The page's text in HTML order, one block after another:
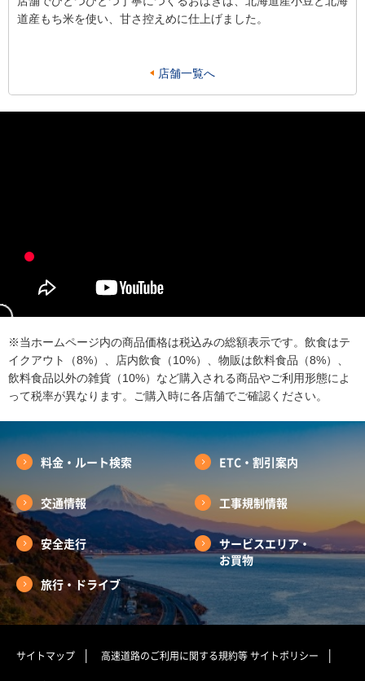
道産もち米を使い、甘さ控えめに仕上げました。
店舗一覧へ
※当ホームページ内の商品価格は税込みの総額表示です。飲食はテ
イクアウト（8%）、店内飲食（10%）、物販は飲料食品（8%）、
飲料食品以外の雑貨（10%）など購入される商品やご利用形態によ
って税率が異なります。ご購入時に各店舗でご確認ください。
料金・ルート検索 ETC・割引案内
交通情報 工事規制情報
安全走行
サービスエリア・
お買物
旅行・ドライブ
サイトマップ 高速道路のご利用に関する規約等サイトポリシー